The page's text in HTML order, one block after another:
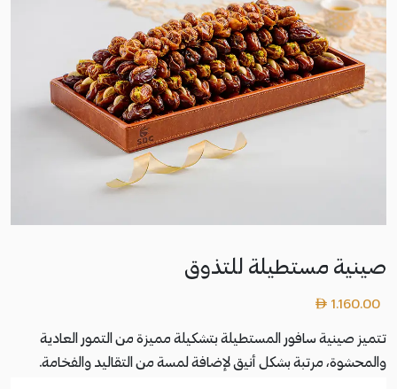
صينية مستطيلة للتذوق
1.160.00
تتميز صينية سافور المستطيلة بتشكيلة مميزة من التمور العادية
والمحشوة، مرتبة بشكل أنيق لإضافة لمسة من التقاليد والفخامة.